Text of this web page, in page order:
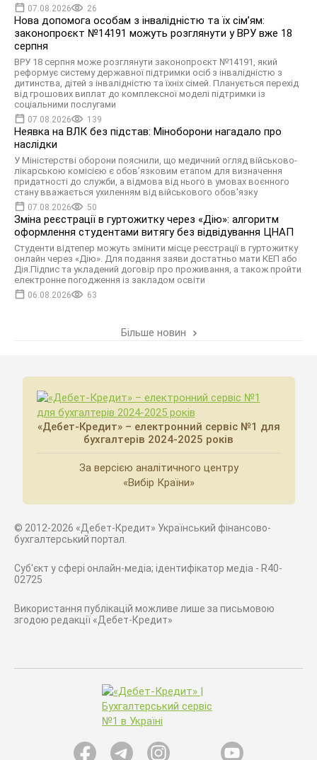
07.08.2026 26
Нова допомога особам з інвалідністю та їх сімʼям:
законопроєкт №14191 можуть розглянути у ВРУ вже 18
серпня
ВРУ 18 серпня може розглянути законопроєкт №14191, який
реформує систему державної підтримки осіб з інвалідністю з
дитинства, дітей з інвалідністю та їхніх сімей. Планується перехід
від грошових виплат до комплексної моделі підтримки із
соціальними послугами
07.08.2026 139
Неявка на ВЛК без підстав: Міноборони нагадало про
наслідки
У Міністерстві оборони пояснили, що медичний огляд військово-
лікарською комісією є обов’язковим етапом для визначення
придатності до служби, а відмова від нього в умовах воєнного
стану вважається ухиленням від військового обов'язку
07.08.2026 50
Зміна реєстрації в гуртожитку через «Дію»: алгоритм
оформлення студентами витягу без відвідування ЦНАП
Студенти відтепер можуть змінити місце реєстрації в гуртожитку
онлайн через «Дію». Для подання заяви достатньо мати КЕП або
Дія.Підпис та укладений договір про проживання, а також пройти
електронне погодження із закладом освіти
06.08.2026 63
Більше новин
«Дебет-Кредит» – електронний сервіс №1 для
бухгалтерів 2024-2025 років
За версією аналітичного центру
«Вибір Країни»
© 2012-2026 «Дебет-Кредит» Український фінансово-
бухгалтерський портал.
Суб'єкт у сфері онлайн-медіа; ідентифікатор медіа - R40-
02725
Використання публікацій можливе лише за письмовою
згодою редакції «Дебет-Кредит»